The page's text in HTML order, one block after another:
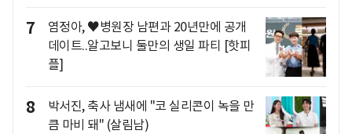
7
염정아, ♥병원장 남편과 20년만에 공개
데이트..알고보니 둘만의 생일 파티 [핫피
플]
8
박서진, 축사 냄새에 "코 실리콘이 녹을 만
큼 마비 돼" (살림남)